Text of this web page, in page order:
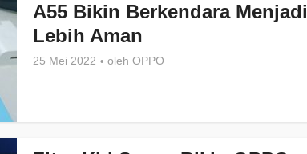
A55 Bikin Berkendara Menjadi
Lebih Aman
25 Mei 2022 oleh OPPO